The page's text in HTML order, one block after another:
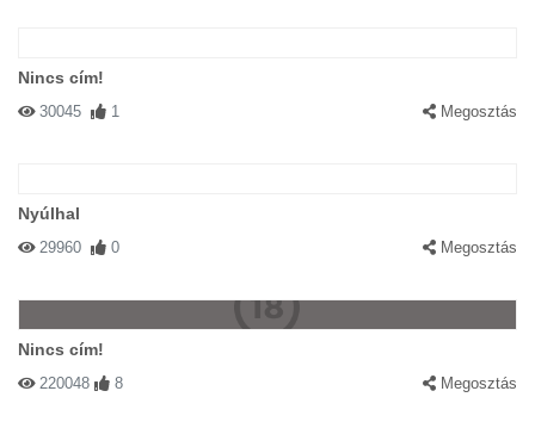
Nincs cím!
30045 1 Megosztás
Nyúlhal
29960 0 Megosztás
Nincs cím!
220048 8 Megosztás